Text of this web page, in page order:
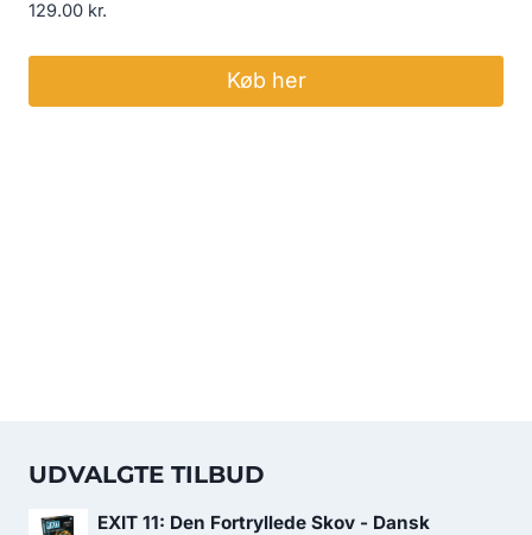
129.00 kr.
Køb her
UDVALGTE TILBUD
EXIT 11: Den Fortryllede Skov - Dansk